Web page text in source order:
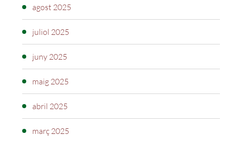
agost 2025
juliol 2025
juny 2025
maig 2025
abril 2025
març 2025